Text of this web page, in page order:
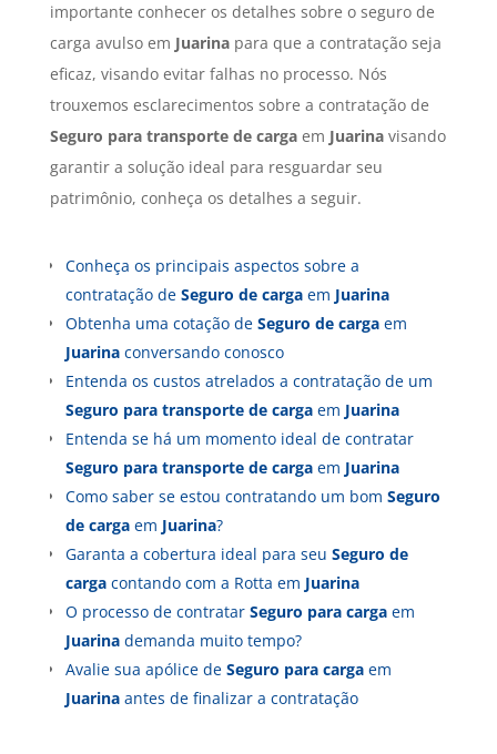
importante conhecer os detalhes sobre o seguro de
carga avulso em Juarinapara que a contratação seja
eficaz, visando evitar falhas no processo. Nós
trouxemos esclarecimentos sobre a contratação de
Seguro para transporte de cargaem Juarinavisando
garantir a solução ideal para resguardar seu
patrimônio, conheça os detalhes a seguir.
Conheça os principais aspectos sobre a
contratação de Seguro de cargaem Juarina
Obtenha uma cotação de Seguro de cargaem
Juarinaconversando conosco
Entenda os custos atrelados a contratação de um
Seguro para transporte de cargaem Juarina
Entenda se há um momento ideal de contratar
Seguro para transporte de cargaem Juarina
Como saber se estou contratando um bom Seguro
de cargaem Juarina?
Garanta a cobertura ideal para seu Seguro de
cargacontando com a Rotta em Juarina
O processo de contratar Seguro para cargaem
Juarinademanda muito tempo?
Avalie sua apólice de Seguro para cargaem
Juarinaantes de finalizar a contratação